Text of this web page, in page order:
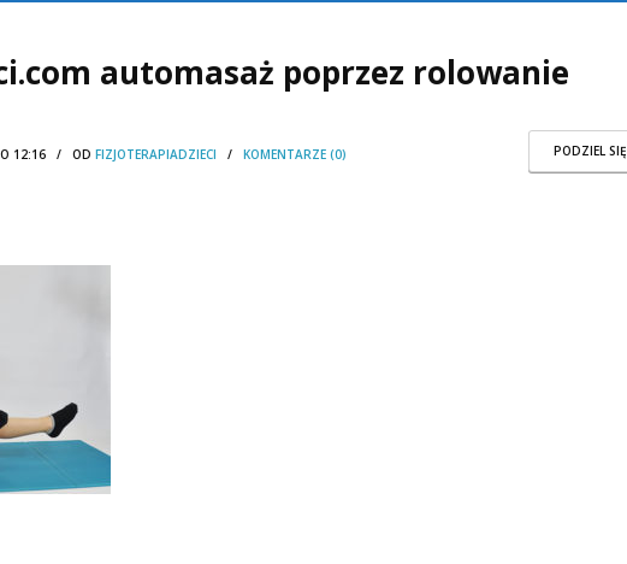
automasaż poprzez rolowanie
PODZIEL SIĘ
O 12:16 / OD FIZJOTERAPIADZIECI / KOMENTARZE (0)